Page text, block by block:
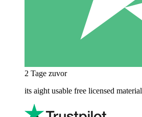
2 Tage zuvor
its aight usable free licensed material